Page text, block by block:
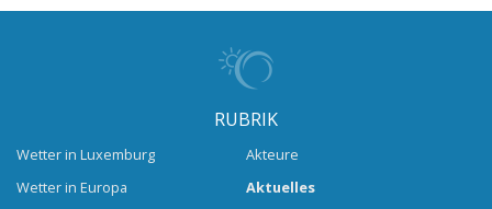
RUBRIK
Wetter in Luxemburg
Wetter in Europa
Akteure
Aktuelles